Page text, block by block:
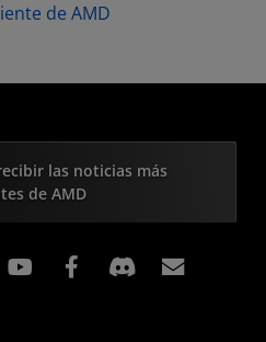
de AMD
las noticias más
de AMD
Instagram Facebook